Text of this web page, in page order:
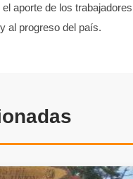
aporte de los
al progreso del país.